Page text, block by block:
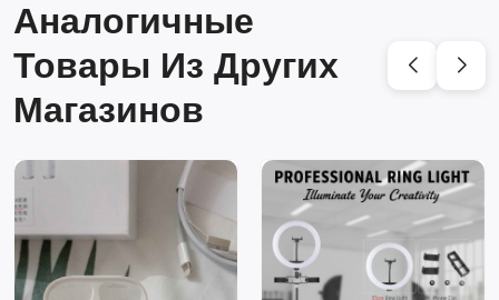
Аналогичные
Товары Из Других
Магазинов